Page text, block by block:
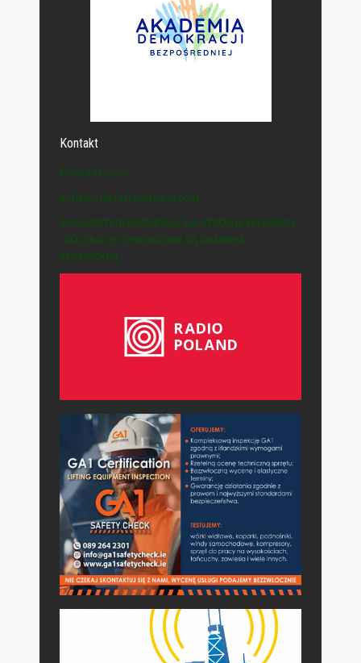
Kontakt
Polska-IE.com
e-mail: info (at) polska-ie.com
© WSZYSTKIE MATERIAŁY NA STRONIE WYDAWCY
„POLSKA-IE” CHRONIONE SĄ PRAWEM
AUTORSKIM.